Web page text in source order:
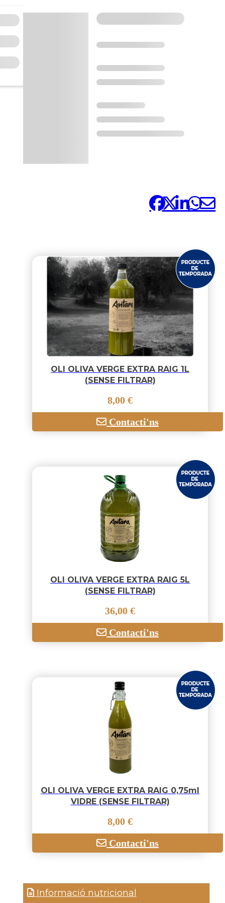
OLI OLIVA VERGE EXTRA RAIG 1L
(SENSE FILTRAR)
8,00 €
Contacti'ns
OLI OLIVA VERGE EXTRA RAIG 5L
(SENSE FILTRAR)
36,00 €
Contacti'ns
OLI OLIVA VERGE EXTRA RAIG 0,75ml
VIDRE (SENSE FILTRAR)
8,00 €
Contacti'ns
Informació nutricional